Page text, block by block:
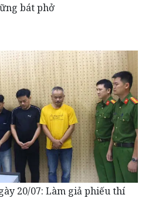
bát phở
20/07: Làm giả phiếu thí